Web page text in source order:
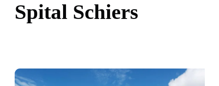
Spital Schiers